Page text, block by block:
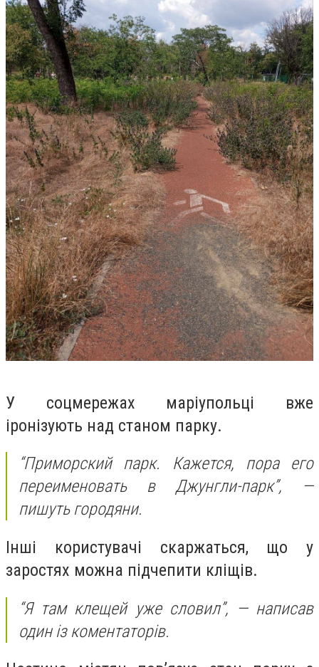
У соцмережах маріупольці вже
іронізують над станом парку.
“Приморский парк. Кажется, пора его
переименовать в Джунгли-парк”, —
пишуть городяни.
Інші користувачі скаржаться, що у
заростях можна підчепити кліщів.
“Я там клещей уже словил”, — написав
один із коментаторів.